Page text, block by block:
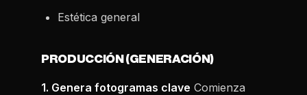
Estética general
PRODUCCIÓN (GENERACIÓN)
1. Genera fotogramas clave Comienza